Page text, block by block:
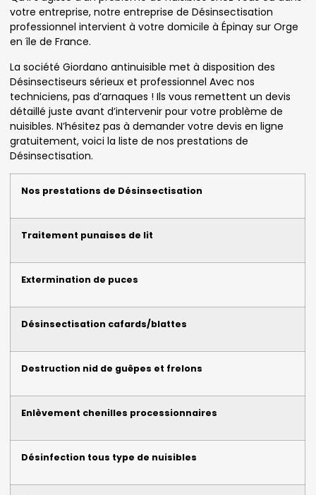
votre entreprise, notre entreprise de Désinsectisation
professionnel intervient à votre domicile à Épinay sur Orge
en île de France.
La société Giordano antinuisible met à disposition des
Désinsectiseurs sérieux et professionnel Avec nos
techniciens, pas d’arnaques ! Ils vous remettent un devis
détaillé juste avant d’intervenir pour votre problème de
nuisibles. N’hésitez pas à demander votre devis en ligne
gratuitement, voici la liste de nos prestations de
Désinsectisation.
Nos prestations de Désinsectisation
Traitement punaises de lit
Extermination de puces
Désinsectisation cafards/blattes
Destruction nid de guêpes et frelons
Enlèvement chenilles processionnaires
Désinfection tous type de nuisibles